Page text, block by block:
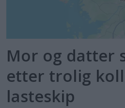
Mor og datter
etter trolig
lasteskip